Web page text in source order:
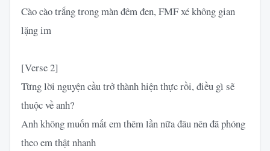
Cào cào trắng trong màn đêm đen, FMF xé không gian
lặng im
[Verse 2]
Từng lời nguyện cầu trở thành hiện thực rồi, điều gì sẽ
thuộc về anh?
Anh không muốn mất em thêm lần nữa đâu nên đã phóng
theo em thật nhanh